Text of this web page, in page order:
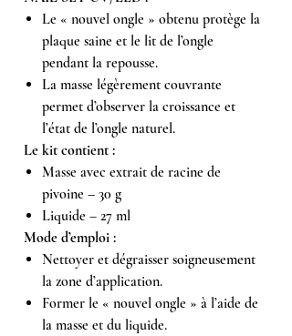
Le « nouvel ongle » obtenu protège la
plaque saine et le lit de l’ongle
pendant la repousse.
La masse légèrement couvrante
permet d’observer la croissance et
l’état de l’ongle naturel.
Le kit contient :
Masse avec extrait de racine de
pivoine – 30 g
Liquide – 27 ml
Mode d’emploi :
Nettoyer et dégraisser soigneusement
la zone d’application.
Former le « nouvel ongle » à l’aide de
la masse et du liquide.